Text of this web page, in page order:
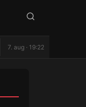
● Možemo:
7. aug · 19:22